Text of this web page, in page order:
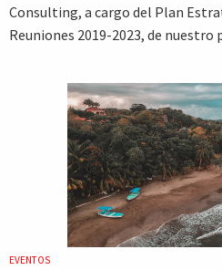
Consulting, a cargo del Plan
Reuniones 2019-2023, de nuestro
EVENTOS